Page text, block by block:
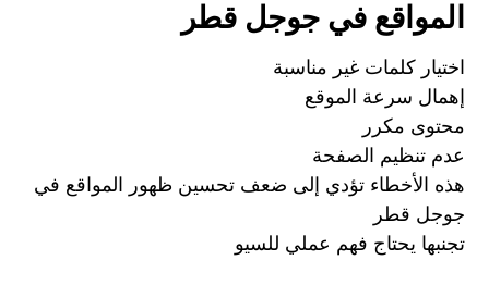
المواقع في جوجل قطر
اختيار كلمات غير مناسبة
إهمال سرعة الموقع
محتوى مكرر
عدم تنظيم الصفحة
هذه الأخطاء تؤدي إلى ضعف تحسين ظهور المواقع في
جوجل قطر
تجنبها يحتاج فهم عملي للسيو